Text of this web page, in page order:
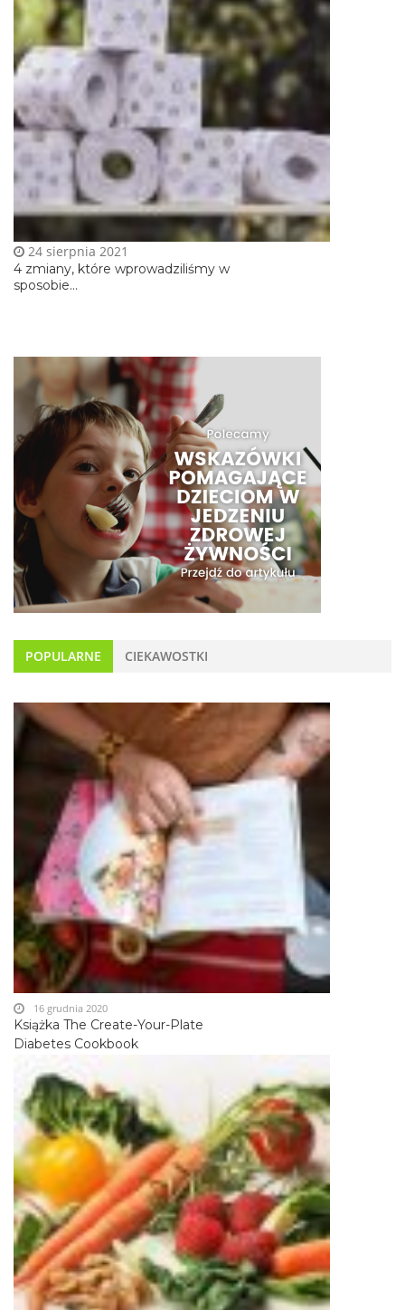
4 zmiany, które wprowadziliśmy w
sposobie...
24 sierpnia 2021
POPULARNE CIEKAWOSTKI
Książka The Create-Your-Plate
Diabetes Cookbook
16 grudnia 2020